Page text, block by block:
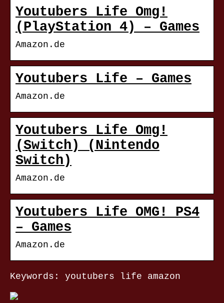
Youtubers Life Omg!
(PlayStation 4) – Games
Amazon.de
Youtubers Life – Games
Amazon.de
Youtubers Life Omg!
(Switch) (Nintendo
Switch)
Amazon.de
Youtubers Life OMG! PS4
– Games
Amazon.de
Keywords: youtubers life amazon